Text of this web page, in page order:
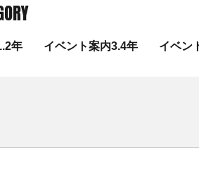
年 イベント案内3.4年 イベン